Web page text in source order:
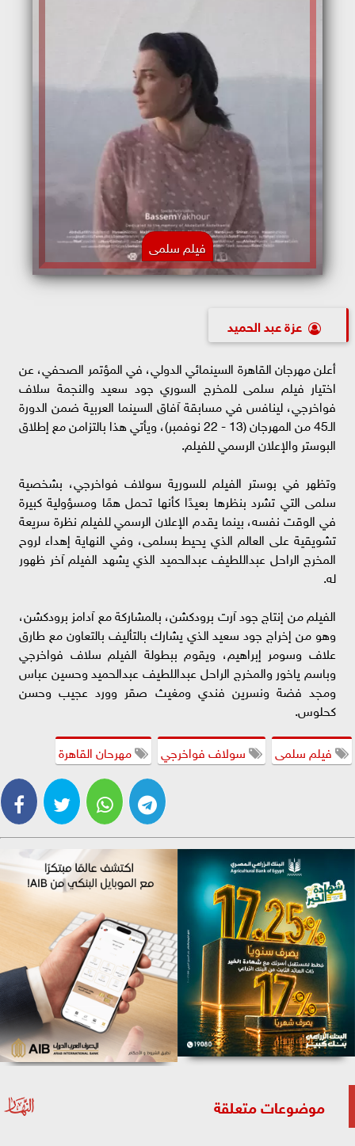
فيلم سلمى
عزة عبد الحميد
أعلن مهرجان القاهرة السينمائي الدولي، في المؤتمر الصحفي، عن
اختيار فيلم سلمى للمخرج السوري جود سعيد والنجمة سلاف
فواخرجي، لينافس في مسابقة آفاق السينما العربية ضمن الدورة
الـ45 من المهرجان (13 - 22 نوفمبر)، ويأتي هذا بالتزامن مع إطلاق
البوستر والإعلان الرسمي للفيلم.
وتظهر في بوستر الفيلم للسورية سولاف فواخرجي، بشخصية
سلمى التي تشرد بنظرها بعيدًا كأنها تحمل همًا ومسؤولية كبيرة
في الوقت نفسه، بينما يقدم الإعلان الرسمي للفيلم نظرة سريعة
تشويقية على العالم الذي يحيط بسلمى، وفي النهاية إهداء لروح
المخرج الراحل عبداللطيف عبدالحميد الذي يشهد الفيلم آخر ظهور
له.
الفيلم من إنتاج جود آرت برودكشن، بالمشاركة مع آدامز برودكشن،
وهو من إخراج جود سعيد الذي يشارك بالتأليف بالتعاون مع طارق
علاف وسومر إبراهيم، ويقوم ببطولة الفيلم سلاف فواخرجي
وباسم ياخور والمخرج الراحل عبداللطيف عبدالحميد وحسين عباس
ومجد فضة ونسرين فندي ومغيث صقر وورد عجيب وحسن
كحلوس.
فيلم سلمى
سولاف فواخرجي مهرحان القاهرة
موضوعات متعلقة